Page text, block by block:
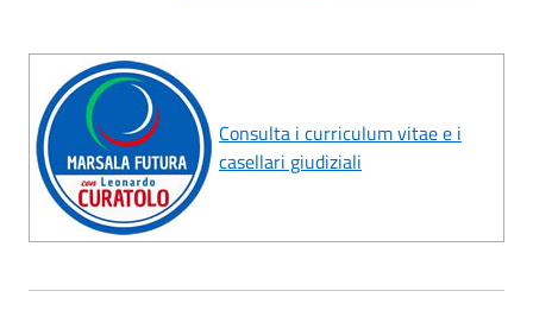
Consulta i curriculum vitae e i
casellari giudiziali